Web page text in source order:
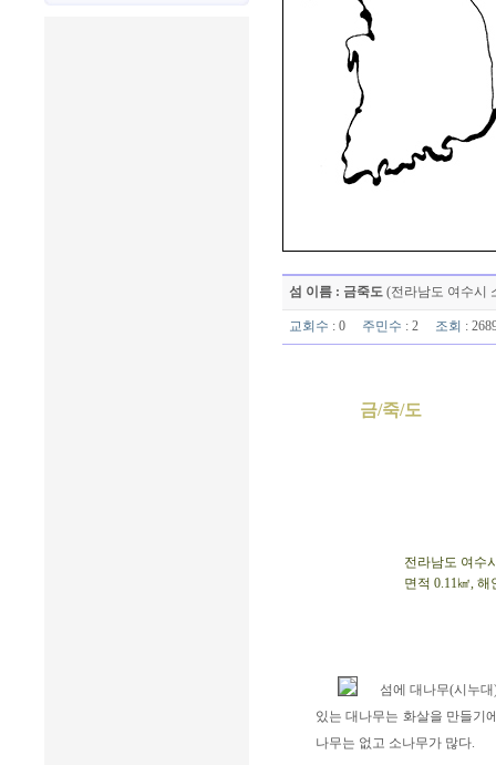
섬 이름 : 금죽도 (전라남도 여수시
교회수 : 0 주민수 : 2 조회 :
금/죽/도
전라남도 여수
면적 0.11㎢,
섬에 대나무(시누
있는 대나무는 화살을 만들기
나무는 없고 소나무가 많다.